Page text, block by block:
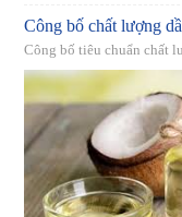
Công bố chất lượng
Công bố tiêu chuẩn chất